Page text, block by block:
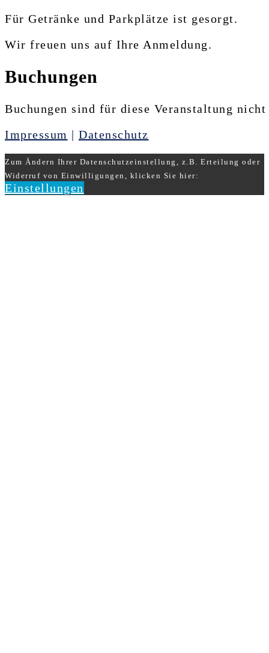
Für Getränke und Parkplätze ist gesorgt.
Wir freuen uns auf Ihre Anmeldung.
Buchungen
Buchungen sind für diese Veranstaltung
Impressum | Datenschutz
Zum Ändern Ihrer Datenschutzeinstellung, z.B. Erteilung oder
Widerruf von Einwilligungen, klicken Sie hier:
Einstellungen